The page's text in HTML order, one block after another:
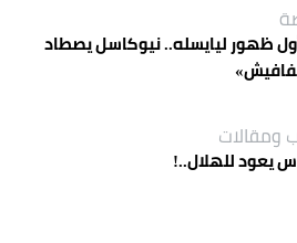
ظهور ليايسله.. نيوكاسل يصطاد
ومقالات
يعود للهلال..!